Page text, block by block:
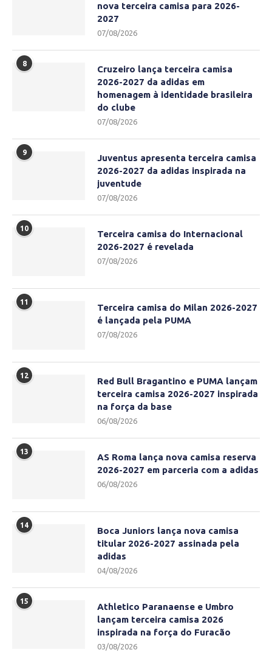
nova terceira camisa para 2026-
2027
07/08/2026
8
Cruzeiro lança terceira camisa
2026-2027 da adidas em
homenagem à identidade brasileira
do clube
07/08/2026
9
Juventus apresenta terceira camisa
2026-2027 da adidas inspirada na
juventude
07/08/2026
10
Terceira camisa do Internacional
2026-2027 é revelada
07/08/2026
11
Terceira camisa do Milan 2026-2027
é lançada pela PUMA
07/08/2026
12
Red Bull Bragantino e PUMA lançam
terceira camisa 2026-2027 inspirada
na força da base
06/08/2026
13
AS Roma lança nova camisa reserva
2026-2027 em parceria com a adidas
06/08/2026
14
Boca Juniors lança nova camisa
titular 2026-2027 assinada pela
adidas
04/08/2026
15
Athletico Paranaense e Umbro
lançam terceira camisa 2026
inspirada na força do Furacão
03/08/2026